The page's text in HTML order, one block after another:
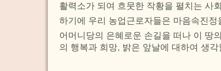
활력소가 되여 흐뭇한 작황을 펼치는 사
하기에 우리 농업근로자들은 마음속진정
어머니당의 은혜로운 손길을 떠나 이 땅
의 행복과 희망, 밝은 앞날에 대하여 생